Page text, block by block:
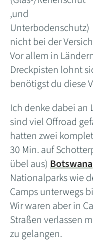
,und
Unterbodenschutz)
nicht bei der
Vor allem in
Dreckpisten lohnt
benötigst du diese
Ich denke dabei an
sind viel Offroad
hatten zwei
30 Min. auf
übel aus) Botswana
Nationalparks wie
Camps unterwegs
Wir waren aber in
Straßen verlassen
zu gelangen.